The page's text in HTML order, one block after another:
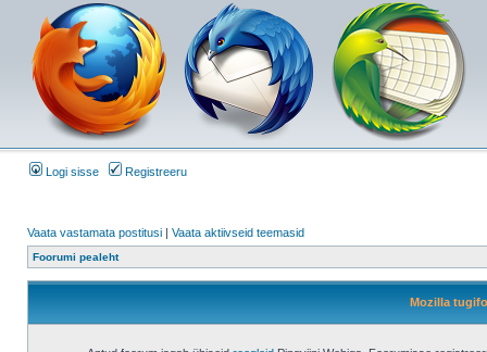
Logi sisse Registreeru
Vaata vastamata postitusi | Vaata aktiivseid teemasid
Foorumi pealeht
Mozilla